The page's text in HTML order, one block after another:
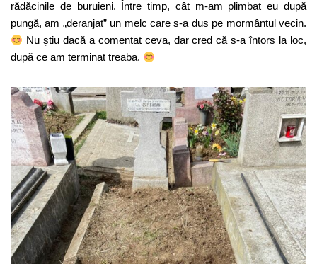
rădăcinile de buruieni. Între timp, cât m-am plimbat eu după
pungă, am „deranjat” un melc care s-a dus pe mormântul vecin.
Nu știu dacă a comentat ceva, dar cred că s-a întors la loc,
după ce am terminat treaba.